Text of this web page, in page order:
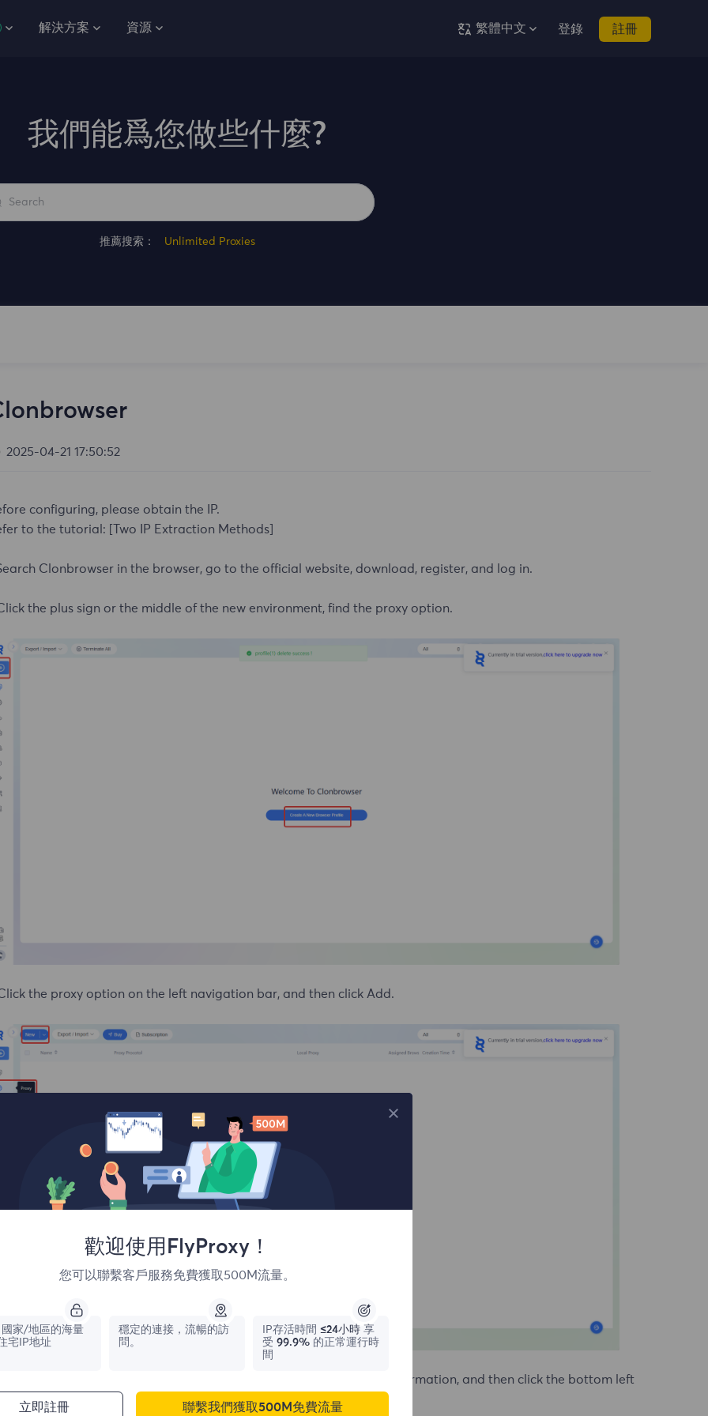
解決方案 資源 繁體中文 登錄 註冊
我們能爲您做些什麼?
推薦搜索： Unlimited Proxies
2025-04-21 17:50:52
configuring, please obtain the IP.
to the tutorial: [Two IP Extraction Methods]
Clonbrowser in the browser, go to the official website, download, register, and log in.
the plus sign or the middle of the new environment, find the proxy option.
the proxy option on the left navigation bar, and then click Add.
the http or sock5 protocol proxy mode, fill in the IP and port information, and then click the bottom left
test button to check.
歡迎使用FlyProxy！
您可以聯繫客戶服務免費獲取500M流量。
家/地區的海量
宅IP地址
穩定的連接，流暢的訪
問。
IP存活時間 ≤24小時 享
受 99.9% 的正常運行時
間
立即註冊 聯繫我們獲取500M免費流量